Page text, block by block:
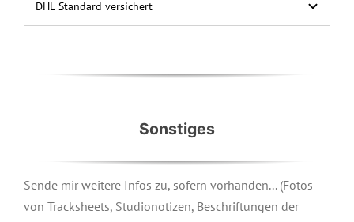
Sonstiges
Sende mir weitere Infos zu, sofern vorhanden... (Fotos
von Tracksheets, Studionotizen, Beschriftungen der